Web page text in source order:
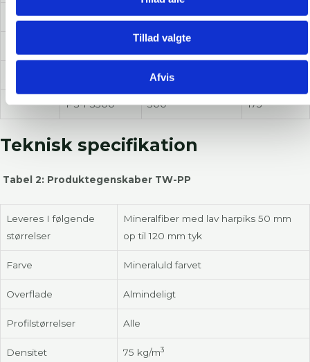
Tillad valgte
Afvis
TW-PS PS-CB30 30 75
120
PS-FS300 300 175
Teknisk specifikation
Tabel 2: Produktegenskaber TW-PP
Leveres I følgende
størrelser
Mineralfiber med lav harpiks 50 mm
op til 120 mm tyk
Farve Mineraluld farvet
Overflade Almindeligt
Profilstørrelser Alle
Densitet 75 kg/m3